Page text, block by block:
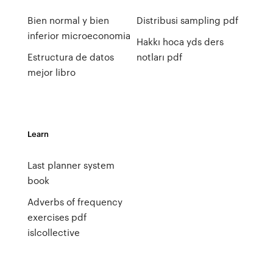
Bien normal y bien
inferior microeconomia
Estructura de datos
mejor libro
Distribusi sampling pdf
Hakkı hoca yds ders
notları pdf
Learn
Last planner system
book
Adverbs of frequency
exercises pdf
islcollective